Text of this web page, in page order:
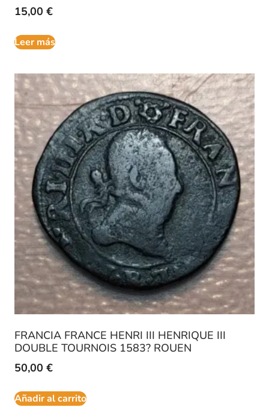
15,00 €
Leer más
FRANCIA FRANCE HENRI III HENRIQUE III
DOUBLE TOURNOIS 1583? ROUEN
50,00 €
Añadir al carrito